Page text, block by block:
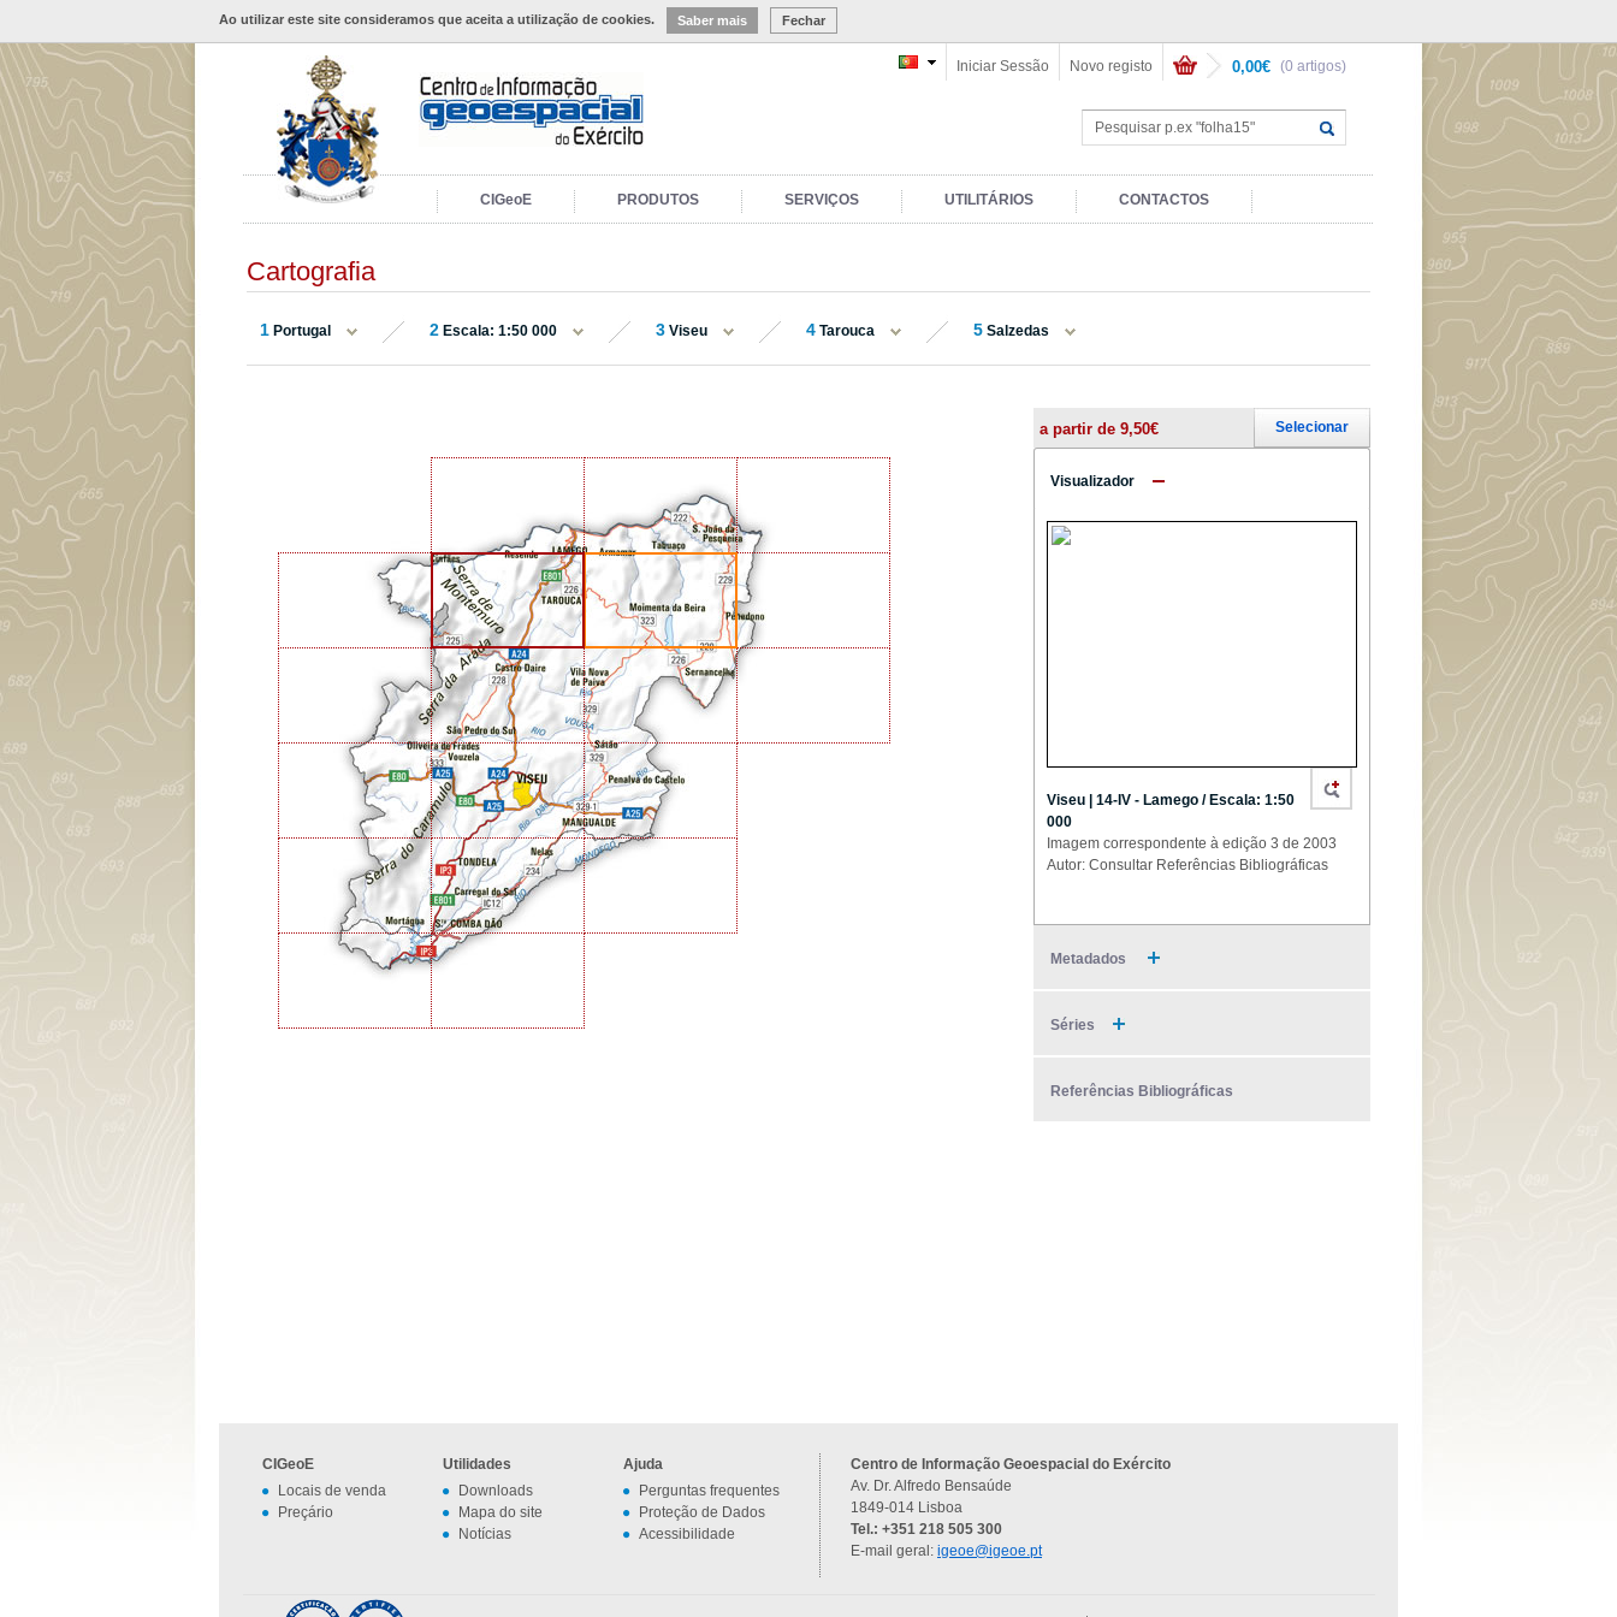
Ao utilizar este site consideramos que aceita a utilização de cookies. Saber mais Fechar
(0 artigos)
0,00€
Novo registo
Iniciar Sessão
CIGeoE PRODUTOS SERVIÇOS UTILITÁRIOS CONTACTOS
Cartografia
1 Portugal 2 Escala: 1:50 000 3 Viseu 4 Tarouca 5 Salzedas
a partir de 9,50€ Selecionar
Visualizador
Viseu | 14-IV - Lamego / Escala: 1:50
000
Imagem correspondente à edição 3 de 2003
Autor: Consultar Referências Bibliográficas
Metadados
Séries
Referências Bibliográficas
CIGeoE
Locais de venda
Preçário
Utilidades
Downloads
Mapa do site
Notícias
Ajuda
Perguntas frequentes
Proteção de Dados
Acessibilidade
Centro de Informação Geoespacial do Exército
Av. Dr. Alfredo Bensaúde
1849-014 Lisboa
Tel.: +351 218 505 300
E-mail geral: igeoe@igeoe.pt